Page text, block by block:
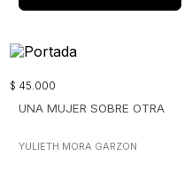
$ 45.000
UNA MUJER SOBRE OTRA
YULIETH MORA GARZON